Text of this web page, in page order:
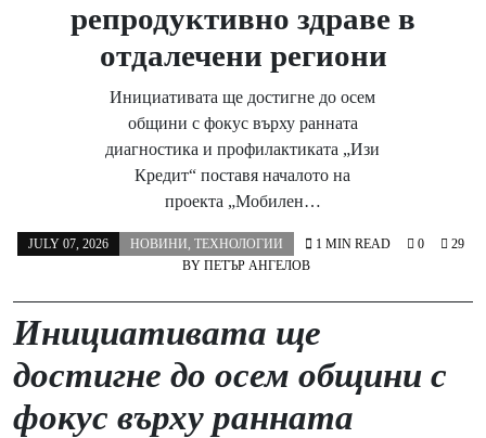
репродуктивно здраве в
отдалечени региони
Инициативата ще достигне до осем
общини с фокус върху ранната
диагностика и профилактиката „Изи
Кредит“ поставя началото на
проекта „Мобилен…
JULY 07, 2026 НОВИНИ, ТЕХНОЛОГИИ
BY ПЕТЪР АНГЕЛОВ
1 MIN READ 0 29
Инициативата ще
достигне до осем общини с
фокус върху ранната